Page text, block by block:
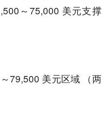
～75,000 美元支撑
79,500 美元区域 （两